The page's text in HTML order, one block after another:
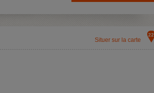
Situer sur la carte
22